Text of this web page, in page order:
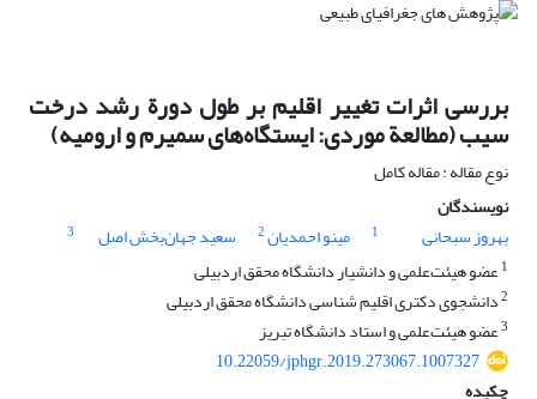
بررسی اثرات تغییر اقلیم بر طول دورة رشد درخت
سیب (مطالعة موردی: ایستگاه‌های سمیرم و ارومیه)
نوع مقاله : مقاله کامل
نویسندگان
بهروز سبحانی
1 مینو احمدیان2 سعید جهان‌بخش اصل
3
1عضو هیئت‌علمی و دانشیار دانشگاه محقق اردبیلی
2دانشجوی دکتری اقلیم‏ شناسی دانشگاه محقق اردبیلی
3عضو هیئت‌علمی و استاد دانشگاه تبریز
10.22059/jphgr.2019.273067.1007327
چکیده